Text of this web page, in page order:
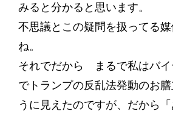
みると分かると思います。
不思議とこの疑問を扱ってる
ね。
それでだから まるで私はバイ
でトランプの反乱法発動のお
うに見えたのですが、だから